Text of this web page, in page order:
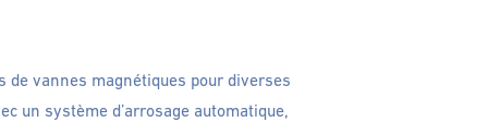
vannes magnétiques pour diverses
un système d’arrosage automatique,